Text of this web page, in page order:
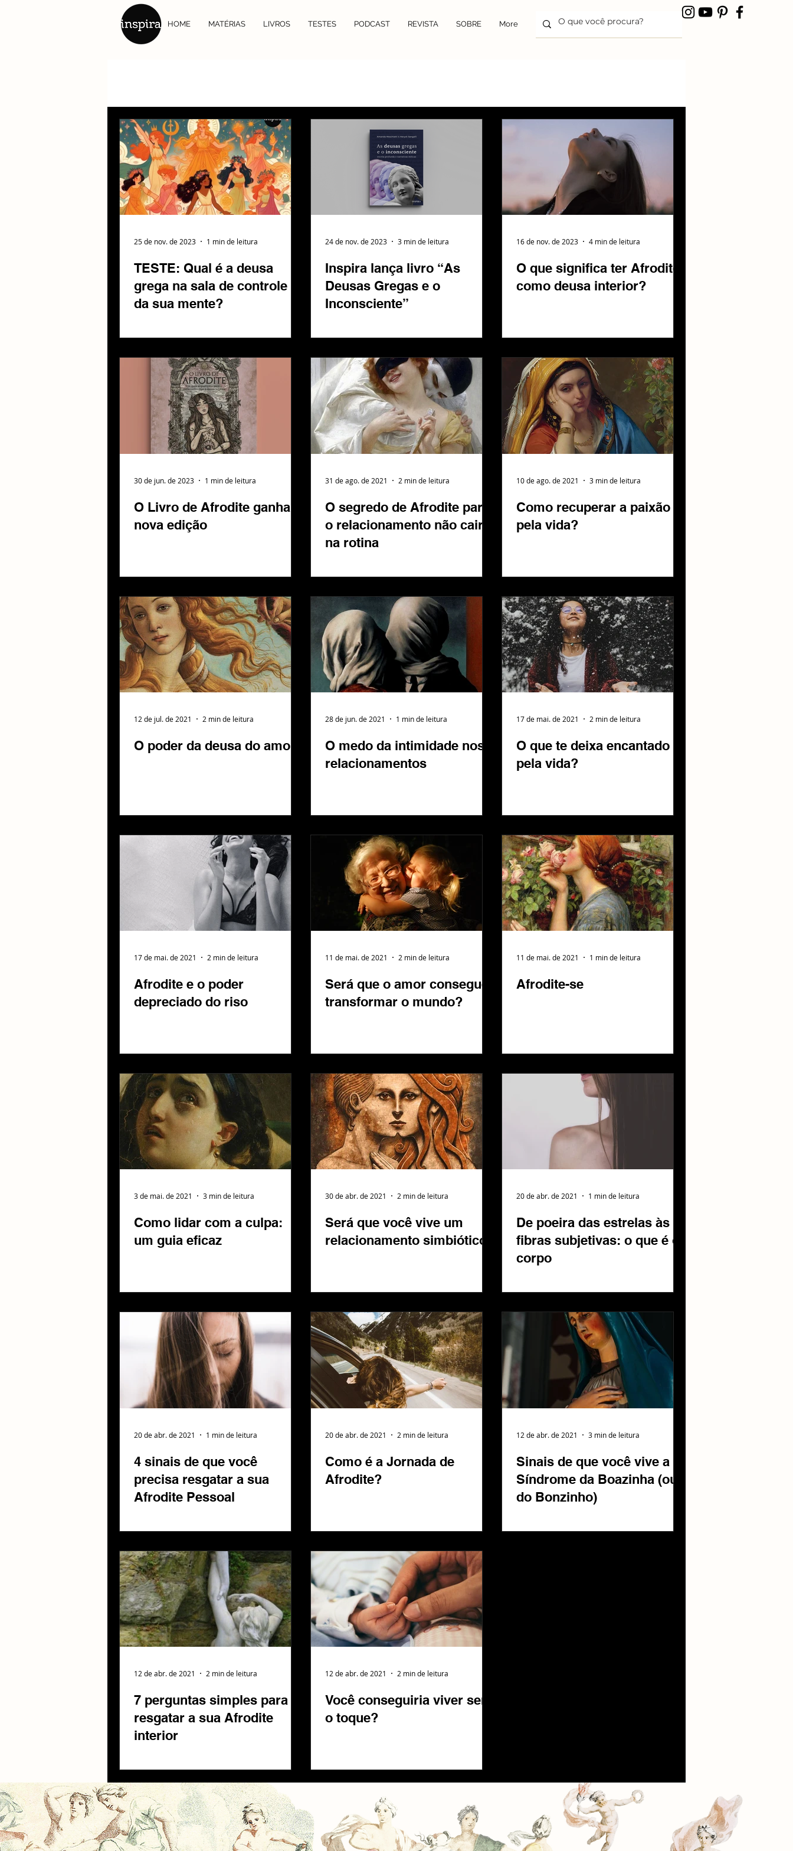
HOME MATÉRIAS LIVROS TESTES PODCAST REVISTA SOBRE More
TESTE: Qual é a deusa
grega na sala de controle
da sua mente?
25 de nov. de 2023 1 min de leitura
Inspira lança livro “As
Deusas Gregas e o
Inconsciente”
24 de nov. de 2023 3 min de leitura
O que significa ter Afrodite
como deusa interior?
16 de nov. de 2023 4 min de leitura
O Livro de Afrodite ganha
nova edição
30 de jun. de 2023 1 min de leitura
O segredo de Afrodite para
o relacionamento não cair
na rotina
31 de ago. de 2021 2 min de leitura
Como recuperar a paixão
pela vida?
10 de ago. de 2021 3 min de leitura
O poder da deusa do amor
12 de jul. de 2021 2 min de leitura
O medo da intimidade nos
relacionamentos
28 de jun. de 2021 1 min de leitura
O que te deixa encantado
pela vida?
17 de mai. de 2021 2 min de leitura
Afrodite e o poder
depreciado do riso
17 de mai. de 2021 2 min de leitura
Será que o amor consegue
transformar o mundo?
11 de mai. de 2021 2 min de leitura
Afrodite-se
11 de mai. de 2021 1 min de leitura
Como lidar com a culpa:
um guia eficaz
3 de mai. de 2021 3 min de leitura
Será que você vive um
relacionamento simbiótico?
30 de abr. de 2021 2 min de leitura
De poeira das estrelas às
fibras subjetivas: o que é o
corpo
20 de abr. de 2021 1 min de leitura
4 sinais de que você
precisa resgatar a sua
Afrodite Pessoal
20 de abr. de 2021 1 min de leitura
Como é a Jornada de
Afrodite?
20 de abr. de 2021 2 min de leitura
Sinais de que você vive a
Síndrome da Boazinha (ou
do Bonzinho)
12 de abr. de 2021 3 min de leitura
7 perguntas simples para
resgatar a sua Afrodite
interior
12 de abr. de 2021 2 min de leitura
Você conseguiria viver sem
o toque?
12 de abr. de 2021 2 min de leitura